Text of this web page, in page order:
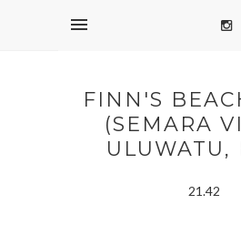
FINN'S
(SEMARA
ULUWATU,
21.42